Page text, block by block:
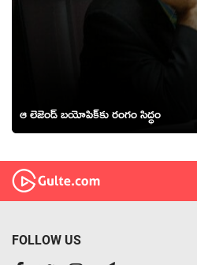
ఆ లెజెండ్ బయోపిక్‌కు రంగం సిద్ధం
FOLLOW US